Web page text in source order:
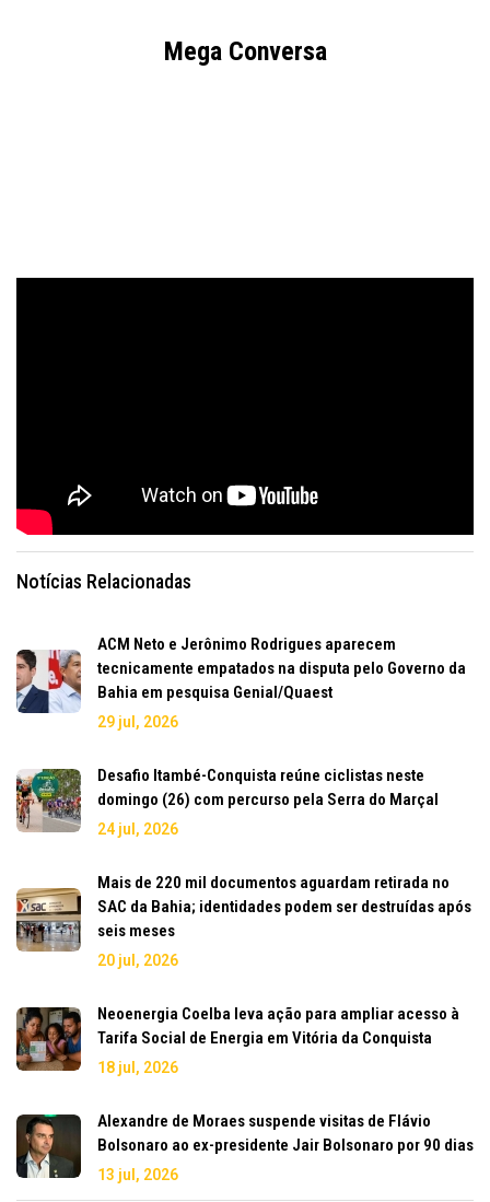
Mega Conversa
Notícias Relacionadas
ACM Neto e Jerônimo Rodrigues aparecem
tecnicamente empatados na disputa pelo Governo da
Bahia em pesquisa Genial/Quaest
29 jul, 2026
Desafio Itambé-Conquista reúne ciclistas neste
domingo (26) com percurso pela Serra do Marçal
24 jul, 2026
Mais de 220 mil documentos aguardam retirada no
SAC da Bahia; identidades podem ser destruídas após
seis meses
20 jul, 2026
Neoenergia Coelba leva ação para ampliar acesso à
Tarifa Social de Energia em Vitória da Conquista
18 jul, 2026
Alexandre de Moraes suspende visitas de Flávio
Bolsonaro ao ex-presidente Jair Bolsonaro por 90 dias
13 jul, 2026